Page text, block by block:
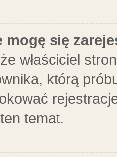
mogę się
właściciel
którą
temat.